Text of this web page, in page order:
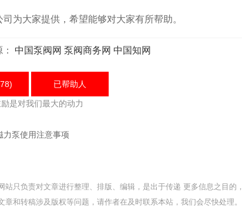
大家提供，希望能够对大家有所帮助。
中国泵阀网 泵阀商务网 中国知网
已帮助人
是对我们最大的动力
力泵使用注意事项
只负责对文章进行整理、排版、编辑，是出于传递 更多信息之目的，
和转稿涉及版权等问题，请作者在及时联系本站，我们会尽快处理。